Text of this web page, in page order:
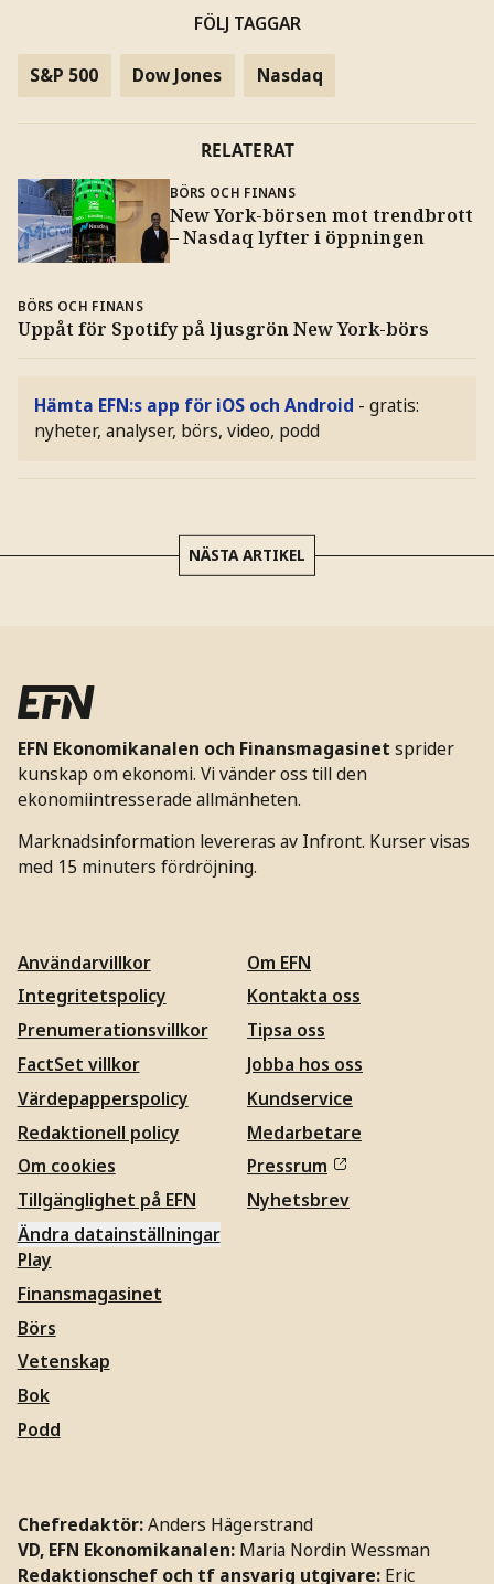
FÖLJ TAGGAR
S&P 500 Dow Jones Nasdaq
RELATERAT
BÖRS OCH FINANS
New York-börsen mot trendbrott
– Nasdaq lyfter i öppningen
BÖRS OCH FINANS
Uppåt för Spotify på ljusgrön New York-börs
Hämta EFN:s app för iOS och Android - gratis:
nyheter, analyser, börs, video, podd
NÄSTA ARTIKEL
EFN Ekonomikanalen och Finansmagasinet sprider
kunskap om ekonomi. Vi vänder oss till den
ekonomiintresserade allmänheten.
Marknadsinformation levereras av Infront. Kurser visas
med 15 minuters fördröjning.
Användarvillkor
Integritetspolicy
Prenumerationsvillkor
FactSet villkor
Värdepapperspolicy
Redaktionell policy
Om cookies
Tillgänglighet på EFN
Ändra datainställningar
Om EFN
Kontakta oss
Tipsa oss
Jobba hos oss
Kundservice
Medarbetare
Pressrum
Nyhetsbrev
Play
Finansmagasinet
Börs
Vetenskap
Bok
Podd
Chefredaktör:Anders Hägerstrand
VD, EFN Ekonomikanalen: Maria Nordin Wessman
Redaktionschef och tf ansvarig utgivare: Eric